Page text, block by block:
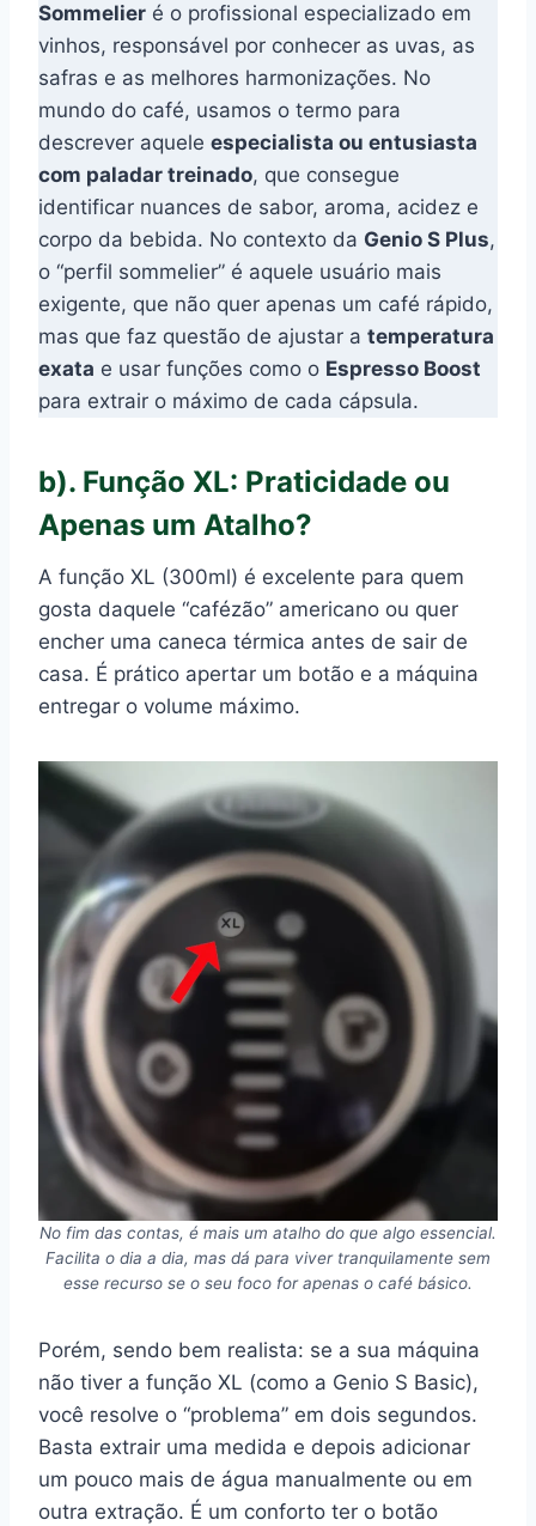
Sommelier é o profissional especializado em
vinhos, responsável por conhecer as uvas, as
safras e as melhores harmonizações. No
mundo do café, usamos o termo para
descrever aquele especialista ou entusiasta
com paladar treinado, que consegue
identificar nuances de sabor, aroma, acidez e
corpo da bebida. No contexto da Genio S Plus,
o “perfil sommelier” é aquele usuário mais
exigente, que não quer apenas um café rápido,
mas que faz questão de ajustar a temperatura
exata e usar funções como o Espresso Boost
para extrair o máximo de cada cápsula.
b). Função XL: Praticidade ou
Apenas um Atalho?
A função XL (300ml) é excelente para quem
gosta daquele “cafézão” americano ou quer
encher uma caneca térmica antes de sair de
casa. É prático apertar um botão e a máquina
entregar o volume máximo.
No fim das contas, é mais um atalho do que algo essencial.
Facilita o dia a dia, mas dá para viver tranquilamente sem
esse recurso se o seu foco for apenas o café básico.
Porém, sendo bem realista: se a sua máquina
não tiver a função XL (como a Genio S Basic),
você resolve o “problema” em dois segundos.
Basta extrair uma medida e depois adicionar
um pouco mais de água manualmente ou em
outra extração. É um conforto ter o botão